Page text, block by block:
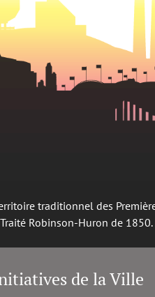
traditionnel des
Robinson-Huron de 1850.
de la Ville